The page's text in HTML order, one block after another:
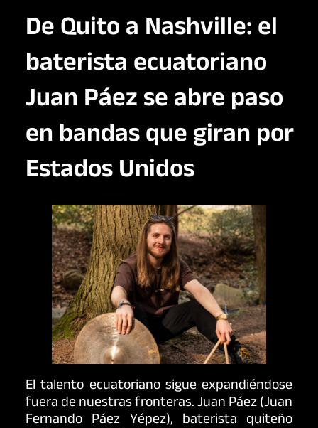
De Quito a Nashville: el
baterista ecuatoriano
Juan Páez se abre paso
en bandas que giran por
Estados Unidos
El talento ecuatoriano sigue expandiéndose
fuera de nuestras fronteras. Juan Páez (Juan
Fernando Páez Yépez), baterista quiteño